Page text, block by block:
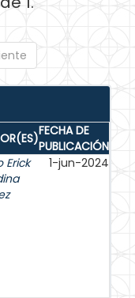
FECHA DE
PUBLICACIÓN
Erick
1-jun-2024